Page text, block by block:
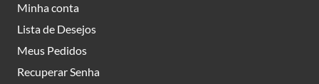
Minha conta
Lista de Desejos
Meus Pedidos
Recuperar Senha